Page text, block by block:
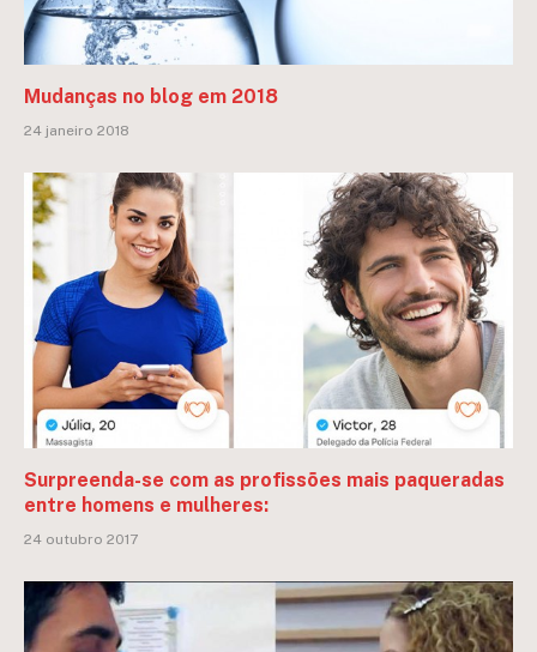
Mudanças no blog em 2018
24 janeiro 2018
Surpreenda-se com as profissões mais paqueradas
entre homens e mulheres:
24 outubro 2017